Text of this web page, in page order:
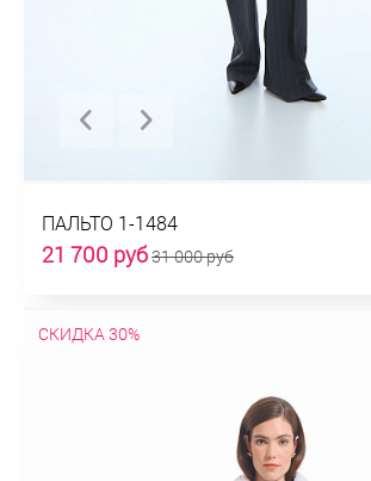
ПАЛЬТО 1-1484
21 700 руб31 000 руб
СКИДКА 30%